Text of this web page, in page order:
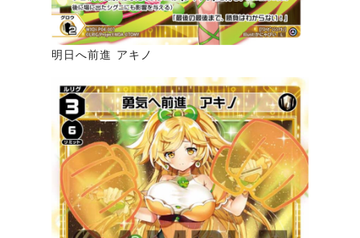
明日へ前進 アキノ